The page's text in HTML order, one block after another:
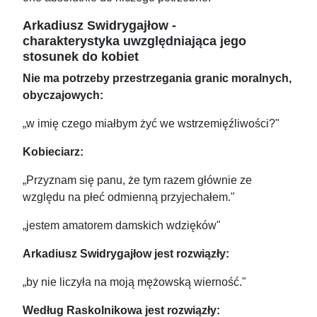
Arkadiusz Swidrygajłow -
charakterystyka uwzględniająca jego
stosunek do kobiet
Nie ma potrzeby przestrzegania granic moralnych,
obyczajowych:
„w imię czego miałbym żyć we wstrzemięźliwości?"
Kobieciarz:
„Przyznam się panu, że tym razem głównie ze
względu na płeć odmienną przyjechałem."
„jestem amatorem damskich wdzięków"
Arkadiusz Swidrygajłow jest rozwiązły:
„by nie liczyła na moją mężowską wierność."
Według Raskolnikowa jest rozwiązły: